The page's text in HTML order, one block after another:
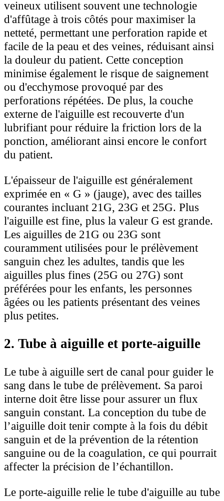
veineux utilisent souvent une technologie
d'affûtage à trois côtés pour maximiser la
netteté, permettant une perforation rapide et
facile de la peau et des veines, réduisant ainsi
la douleur du patient. Cette conception
minimise également le risque de saignement
ou d'ecchymose provoqué par des
perforations répétées. De plus, la couche
externe de l'aiguille est recouverte d'un
lubrifiant pour réduire la friction lors de la
ponction, améliorant ainsi encore le confort
du patient.
L'épaisseur de l'aiguille est généralement
exprimée en « G » (jauge), avec des tailles
courantes incluant 21G, 23G et 25G. Plus
l'aiguille est fine, plus la valeur G est grande.
Les aiguilles de 21G ou 23G sont
couramment utilisées pour le prélèvement
sanguin chez les adultes, tandis que les
aiguilles plus fines (25G ou 27G) sont
préférées pour les enfants, les personnes
âgées ou les patients présentant des veines
plus petites.
2. Tube à aiguille et porte-aiguille
Le tube à aiguille sert de canal pour guider le
sang dans le tube de prélèvement. Sa paroi
interne doit être lisse pour assurer un flux
sanguin constant. La conception du tube de
l’aiguille doit tenir compte à la fois du débit
sanguin et de la prévention de la rétention
sanguine ou de la coagulation, ce qui pourrait
affecter la précision de l’échantillon.
Le porte-aiguille relie le tube d'aiguille au tube